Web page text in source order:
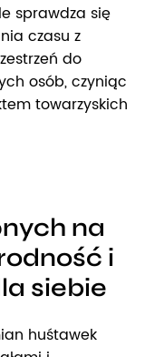
sprawdza się
czasu z
do
osób, czyniąc
towarzyskich
na
i
siebie
huśtawek